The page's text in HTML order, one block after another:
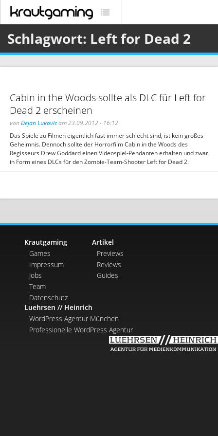
Schlagwort: Left for Dead 2
Cabin in the Woods sollte als DLC für Left for
Dead 2 erscheinen
von Dejan Lukovicam 23.09.2012 - 16:12
Das Spiele zu Filmen eigentlich fast immer schlecht sind, ist kein großes
Geheimnis. Dennoch sollte der Horrorfilm Cabin in the Woods des
Regisseurs Drew Goddard einen Videospiel-Pendanten erhalten und zwar
in Form eines DLCs für den Zombie-Team-Shooter Left for Dead 2.
Krautgaming
Games
Impressum
Jobs
Team
Datenschutz
Artikel
Previews
Reviews
Guides
Luehrsen // Heinrich
WordPress Agentur München
Professionelle WordPress Agentur